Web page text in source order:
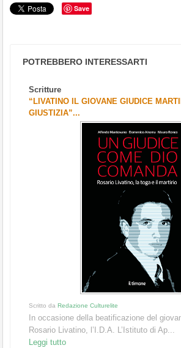
Save
POTREBBERO INTERESSARTI
Scritture
“LIVATINO IL GIOVANE GIUDICE
GIUSTIZIA”...
Scritto da Redazione Culturelite
In occasione della beatificazione del
Rosario Livatino, l’I.D.A. L’Istituto di Ap...
Leggi tutto